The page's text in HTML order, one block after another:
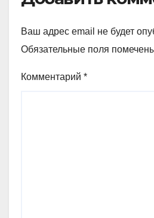
Ваш адрес email не будет
Обязательные поля
Комментарий *